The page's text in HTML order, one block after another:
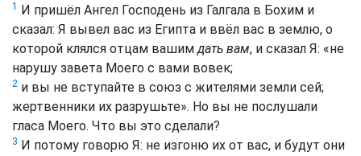
1
И пришёл Ангел Господень из Галгала в Бохим и
сказал: Я вывел вас из Египта и ввёл вас в землю, о
которой клялся отцам вашимдать вам, и сказал Я: «не
нарушу завета Моего с вами вовек;
2 и вы не вступайте в союз с жителями земли сей;
жертвенники их разрушьте». Но вы не послушали
гласа Моего. Что вы это сделали?
3 И потому говорю Я: не изгоню их от вас, и будут они